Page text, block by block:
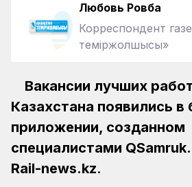
Любовь Ровба
Корреспондент
теміржолшысы»
Вакансии лучших
Казахстана появились в
приложении, созданном
специалистами
Rail-news.kz.